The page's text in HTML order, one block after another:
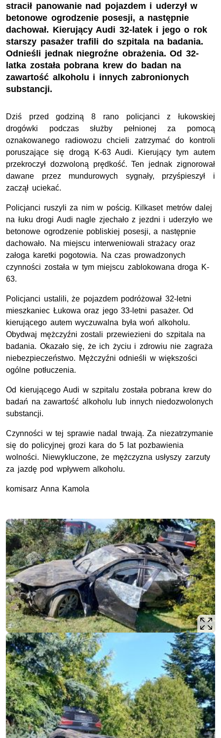
stracił panowanie nad pojazdem i uderzył w
betonowe ogrodzenie posesji, a następnie
dachował. Kierujący Audi 32-latek i jego o rok
starszy pasażer trafili do szpitala na badania.
Odnieśli jednak niegroźne obrażenia. Od 32-
latka została pobrana krew do badan na
zawartość alkoholu i innych zabronionych
substancji.
Dziś przed godziną 8 rano policjanci z łukowskiej
drogówki podczas służby pełnionej za pomocą
oznakowanego radiowozu chcieli zatrzymać do kontroli
poruszające się drogą K-63 Audi. Kierujący tym autem
przekroczył dozwoloną prędkość. Ten jednak zignorował
dawane przez mundurowych sygnały, przyśpieszył i
zaczął uciekać.
Policjanci ruszyli za nim w pościg. Kilkaset metrów dalej
na łuku drogi Audi nagle zjechało z jezdni i uderzyło we
betonowe ogrodzenie pobliskiej posesji, a następnie
dachowało. Na miejscu interweniowali strażacy oraz
załoga karetki pogotowia. Na czas prowadzonych
czynności została w tym miejscu zablokowana droga K-
63.
Policjanci ustalili, że pojazdem podróżował 32-letni
mieszkaniec Łukowa oraz jego 33-letni pasażer. Od
kierującego autem wyczuwalna była woń alkoholu.
Obydwaj mężczyźni zostali przewiezieni do szpitala na
badania. Okazało się, że ich życiu i zdrowiu nie zagraża
niebezpieczeństwo. Mężczyźni odnieśli w większości
ogólne potłuczenia.
Od kierującego Audi w szpitalu została pobrana krew do
badań na zawartość alkoholu lub innych niedozwolonych
substancji.
Czynności w tej sprawie nadal trwają. Za niezatrzymanie
się do policyjnej grozi kara do 5 lat pozbawienia
wolności. Niewykluczone, że mężczyzna usłyszy zarzuty
za jazdę pod wpływem alkoholu.
komisarz Anna Kamola